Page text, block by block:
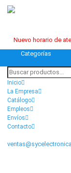
Nuevo horario de
Categorías
Inicio
La Empresa
Catálogo
Empleos
Envíos
Contacto